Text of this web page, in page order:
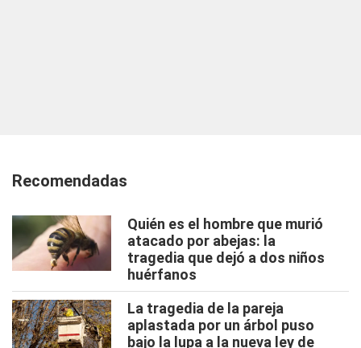
Recomendadas
Quién es el hombre que murió
atacado por abejas: la
tragedia que dejó a dos niños
huérfanos
La tragedia de la pareja
aplastada por un árbol puso
bajo la lupa a la nueva ley de